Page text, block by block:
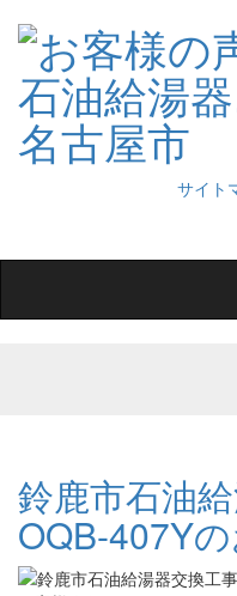
サイト
鈴鹿市石油
OQB-407Y